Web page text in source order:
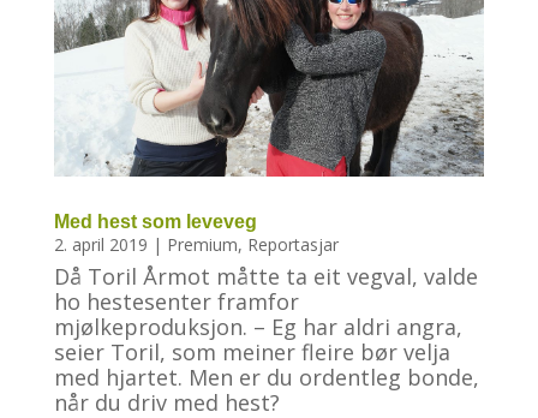
Med hest som leveveg
2. april 2019 | Premium, Reportasjar
Då Toril Årmot måtte ta eit vegval, valde
ho hestesenter framfor
mjølkeproduksjon. – Eg har aldri angra,
seier Toril, som meiner fleire bør velja
med hjartet. Men er du ordentleg bonde,
når du driv med hest?